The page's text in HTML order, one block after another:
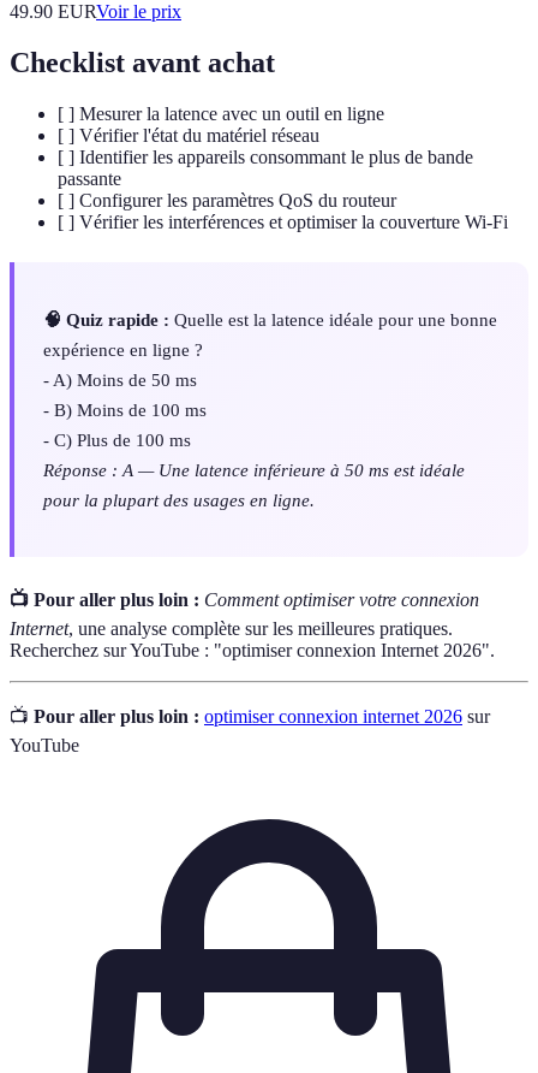
49.90 EURVoir le prix
Checklist avant achat
[ ] Mesurer la latence avec un outil en ligne
[ ] Vérifier l'état du matériel réseau
[ ] Identifier les appareils consommant le plus de bande
passante
[ ] Configurer les paramètres QoS du routeur
[ ] Vérifier les interférences et optimiser la couverture Wi-Fi
🧠 Quiz rapide : Quelle est la latence idéale pour une bonne
expérience en ligne ?
- A) Moins de 50 ms
- B) Moins de 100 ms
- C) Plus de 100 ms
Réponse : A — Une latence inférieure à 50 ms est idéale
pour la plupart des usages en ligne.
📺 Pour aller plus loin : Comment optimiser votre connexion
Internet, une analyse complète sur les meilleures pratiques.
Recherchez sur YouTube : "optimiser connexion Internet 2026".
📺 Pour aller plus loin : optimiser connexion internet 2026 sur
YouTube